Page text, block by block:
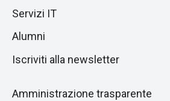
Servizi IT
Alumni
Iscriviti alla newsletter
Amministrazione trasparente